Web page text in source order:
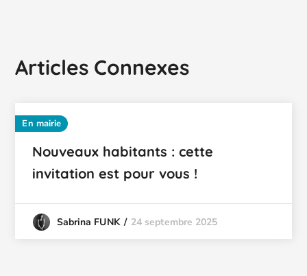
Articles Connexes
En mairie
Nouveaux habitants : cette
invitation est pour vous !
Sabrina FUNK 24 septembre 2025